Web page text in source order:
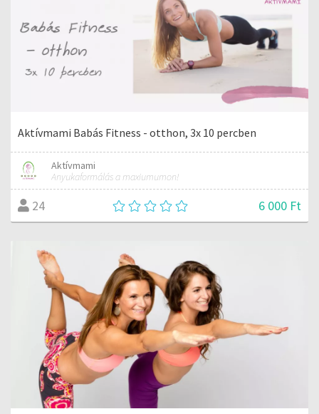
Aktívmami Babás Fitness - otthon, 3x 10 percben
Aktívmami
Anyukaformálás a maxiumumon!
24 6 000 Ft